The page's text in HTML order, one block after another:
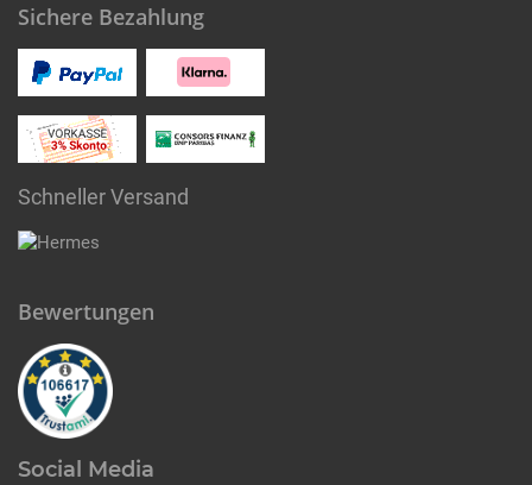
Sichere Bezahlung
Schneller Versand
Bewertungen
Social Media